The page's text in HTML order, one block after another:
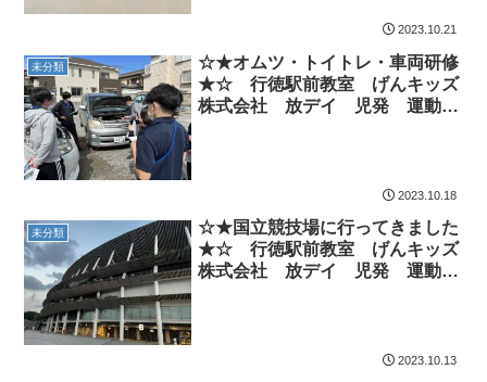
2023.10.21
未分類
☆★オムツ・トイトレ・車両研修
★☆ 行徳駅前教室 げんキッズ
株式会社 放デイ 児発 運動療
2023.10.18
未分類
☆★国立競技場に行ってきました
★☆ 行徳駅前教室 げんキッズ
株式会社 放デイ 児発 運動療
2023.10.13